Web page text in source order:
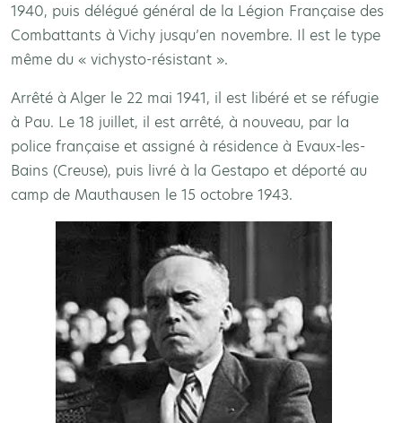
1940, puis délégué général de la Légion Française des
Combattants à Vichy jusqu’en novembre. Il est le type
même du « vichysto-résistant ».
Arrêté à Alger le 22 mai 1941, il est libéré et se réfugie
à Pau. Le 18 juillet, il est arrêté, à nouveau, par la
police française et assigné à résidence à Evaux-les-
Bains (Creuse), puis livré à la Gestapo et déporté au
camp de Mauthausen le 15 octobre 1943.